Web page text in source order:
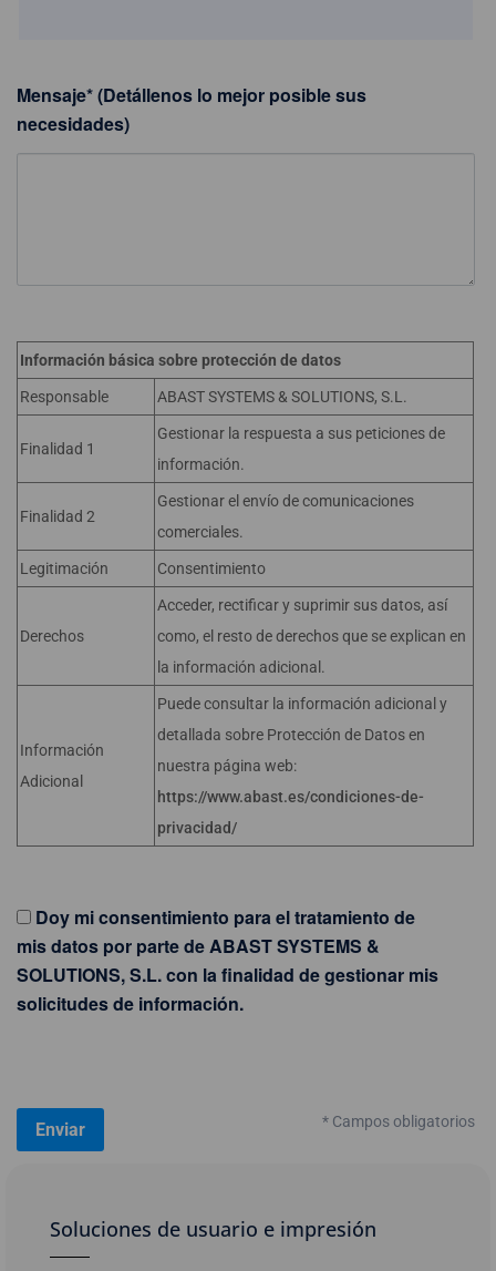
Mensaje*(Detállenos lo mejor posible sus
necesidades)
Información básica sobre protección de datos
Responsable ABAST SYSTEMS & SOLUTIONS, S.L.
Finalidad 1
Gestionar la respuesta a sus peticiones de
información.
Finalidad 2
Gestionar el envío de comunicaciones
comerciales.
Legitimación Consentimiento
Derechos
Acceder, rectificar y suprimir sus datos, así
como, el resto de derechos que se explican en
la información adicional.
Información
Adicional
Puede consultar la información adicional y
detallada sobre Protección de Datos en
nuestra página web:
https://www.abast.es/condiciones-de-
privacidad/
Doy mi consentimiento para el tratamiento de
mis datos por parte de ABAST SYSTEMS &
SOLUTIONS, S.L. con la finalidad de gestionar mis
solicitudes de información.
* Campos obligatorios
Soluciones de usuario e impresión